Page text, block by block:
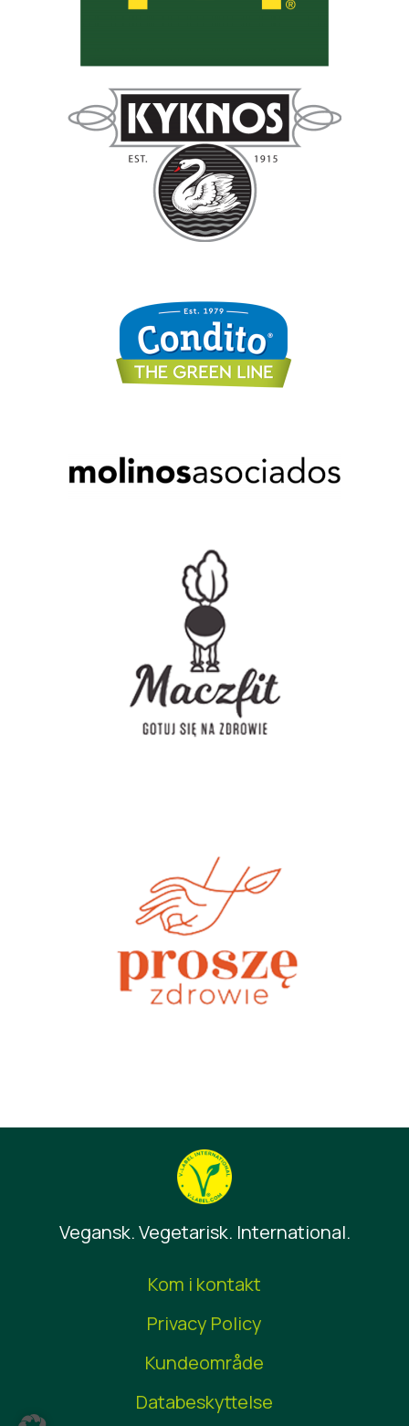
Vegansk. Vegetarisk. International.
Kom i kontakt
Privacy Policy
Kundeområde
Databeskyttelse